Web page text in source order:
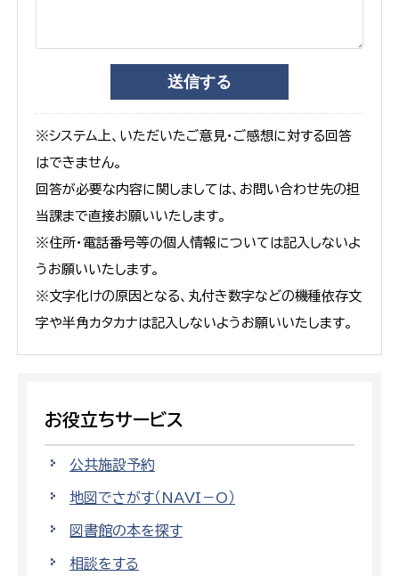
※システム上、いただいたご意見・ご感想に対する回答
はできません。
回答が必要な内容に関しましては、お問い合わせ先の担
当課まで直接お願いいたします。
※住所・電話番号等の個人情報については記入しないよ
うお願いいたします。
※文字化けの原因となる、丸付き数字などの機種依存文
字や半角カタカナは記入しないようお願いいたします。
お役立ちサービス
公共施設予約
地図でさがす（NAVI－O）
図書館の本を探す
相談をする